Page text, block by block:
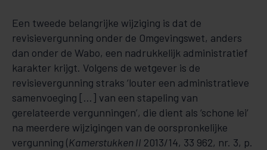
Een tweede belangrijke wijziging is dat de
revisievergunning onder de Omgevingswet, anders
dan onder de Wabo, een nadrukkelijk administratief
karakter krijgt. Volgens de wetgever is de
revisievergunning straks ‘louter een administratieve
samenvoeging […] van een stapeling van
gerelateerde vergunningen’, die dient als ‘schone lei’
na meerdere wijzigingen van de oorspronkelijke
vergunning (Kamerstukken II 2013/14, 33 962, nr. 3, p.